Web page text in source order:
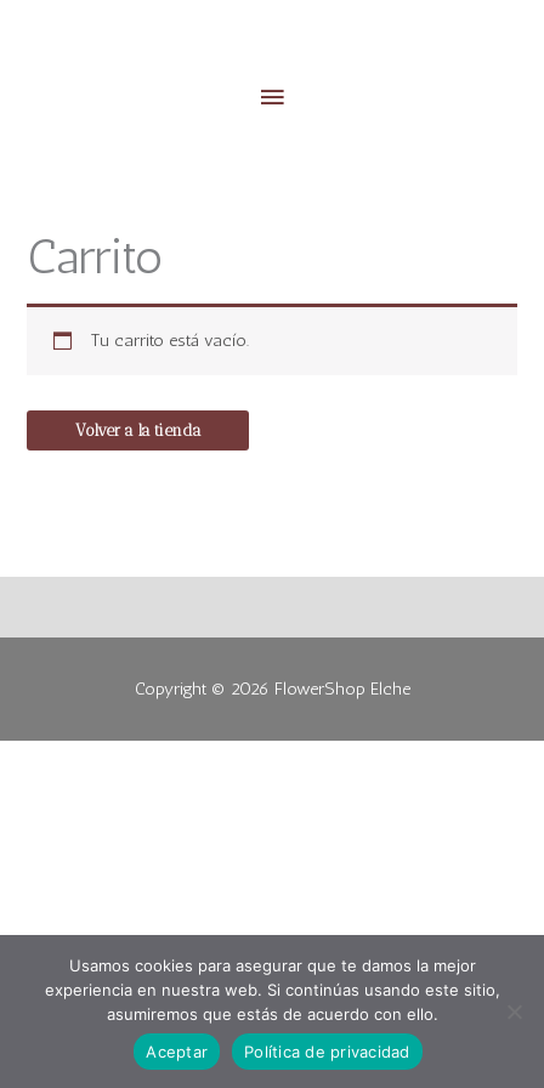
principal
Carrito
Tu carrito está vacío.
Volver a la tienda
Copyright © 2026 FlowerShop Elche
Usamos cookies para asegurar que te damos la mejor
experiencia en nuestra web. Si continúas usando este sitio,
asumiremos que estás de acuerdo con ello.
Aceptar
Política de privacidad